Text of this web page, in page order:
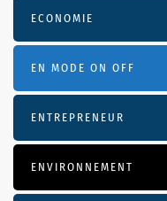
ECONOMIE
EN MODE ON OFF
ENTREPRENEUR
ENVIRONNEMENT